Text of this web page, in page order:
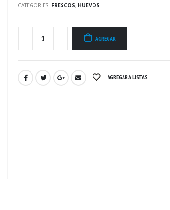
CATEGORIES: FRESCOS, HUEVOS
AGREGAR
AGREGAR A LISTAS